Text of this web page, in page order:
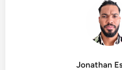
Jonathan